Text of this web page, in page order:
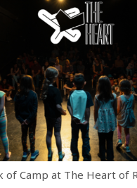
of Camp at The Heart of